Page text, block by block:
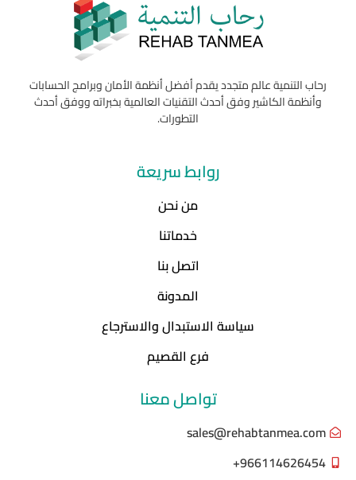
رحاب التنمية عالم متجدد يقدم أفضل أنظمة الأمان وبرامج الحسابات
وأنظمة الكاشير وفق أحدث التقنيات العالمية بخبراته ووفق أحدث
التطورات.
روابط سريعة
من نحن
خدماتنا
اتصل بنا
المدونة
سياسة الاستبدال والاسترجاع
فرع القصيم
تواصل معنا
sales@rehabtanmea.com
966114626454+